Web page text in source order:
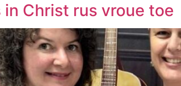
in Christ rus vroue toe